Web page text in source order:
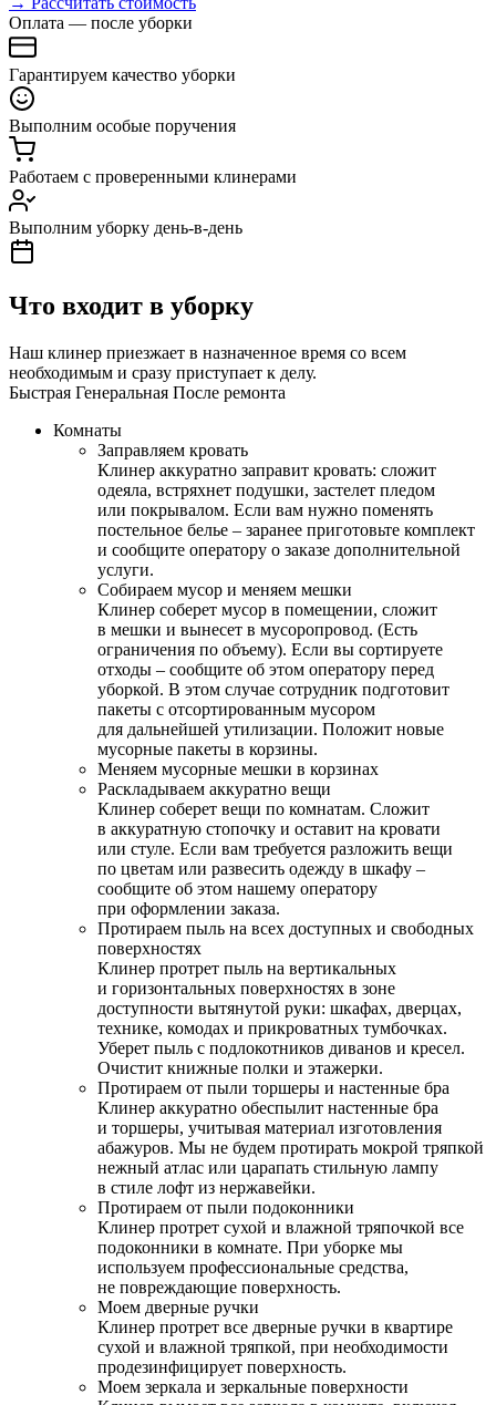
Оплата — после уборки
Гарантируем качество уборки
Выполним особые поручения
Работаем с проверенными клинерами
Выполним уборку день-в-день
Что входит в уборку
Наш клинер приезжает в назначенное время со всем
необходимым и сразу приступает к делу.
Быстрая Генеральная После ремонта
Комнаты
Заправляем кровать
Клинер аккуратно заправит кровать: сложит
одеяла, встряхнет подушки, застелет пледом
или покрывалом. Если вам нужно поменять
постельное белье – заранее приготовьте комплект
и сообщите оператору о заказе дополнительной
услуги.
Собираем мусор и меняем мешки
Клинер соберет мусор в помещении, сложит
в мешки и вынесет в мусоропровод. (Есть
ограничения по объему). Если вы сортируете
отходы – сообщите об этом оператору перед
уборкой. В этом случае сотрудник подготовит
пакеты с отсортированным мусором
для дальнейшей утилизации. Положит новые
мусорные пакеты в корзины.
Меняем мусорные мешки в корзинах
Раскладываем аккуратно вещи
Клинер соберет вещи по комнатам. Сложит
в аккуратную стопочку и оставит на кровати
или стуле. Если вам требуется разложить вещи
по цветам или развесить одежду в шкафу –
сообщите об этом нашему оператору
при оформлении заказа.
Протираем пыль на всех доступных и свободных
поверхностях
Клинер протрет пыль на вертикальных
и горизонтальных поверхностях в зоне
доступности вытянутой руки: шкафах, дверцах,
технике, комодах и прикроватных тумбочках.
Уберет пыль с подлокотников диванов и кресел.
Очистит книжные полки и этажерки.
Протираем от пыли торшеры и настенные бра
Клинер аккуратно обеспылит настенные бра
и торшеры, учитывая материал изготовления
абажуров. Мы не будем протирать мокрой тряпкой
нежный атлас или царапать стильную лампу
в стиле лофт из нержавейки.
Протираем от пыли подоконники
Клинер протрет сухой и влажной тряпочкой все
подоконники в комнате. При уборке мы
используем профессиональные средства,
не повреждающие поверхность.
Моем дверные ручки
Клинер протрет все дверные ручки в квартире
сухой и влажной тряпкой, при необходимости
продезинфицирует поверхность.
Моем зеркала и зеркальные поверхности